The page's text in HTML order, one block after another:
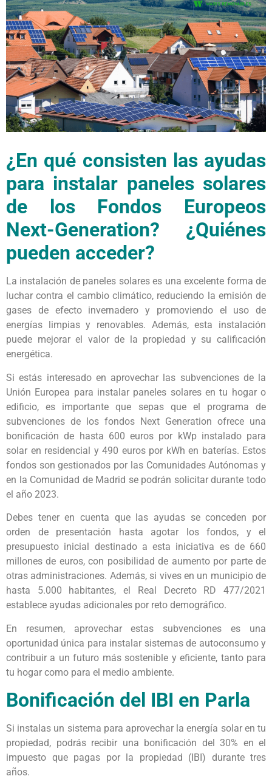
¿En qué consisten las ayudas
para instalar paneles solares
de los Fondos Europeos
Next-Generation? ¿Quiénes
pueden acceder?
La instalación de paneles solares es una excelente forma de
luchar contra el cambio climático, reduciendo la emisión de
gases de efecto invernadero y promoviendo el uso de
energías limpias y renovables. Además, esta instalación
puede mejorar el valor de la propiedad y su calificación
energética.
Si estás interesado en aprovechar las subvenciones de la
Unión Europea para instalar paneles solares en tu hogar o
edificio, es importante que sepas que el programa de
subvenciones de los fondos Next Generation ofrece una
bonificación de hasta 600 euros por kWp instalado para
solar en residencial y 490 euros por kWh en baterías. Estos
fondos son gestionados por las Comunidades Autónomas y
en la Comunidad de Madrid se podrán solicitar durante todo
el año 2023.
Debes tener en cuenta que las ayudas se conceden por
orden de presentación hasta agotar los fondos, y el
presupuesto inicial destinado a esta iniciativa es de 660
millones de euros, con posibilidad de aumento por parte de
otras administraciones. Además, si vives en un municipio de
hasta 5.000 habitantes, el Real Decreto RD 477/2021
establece ayudas adicionales por reto demográfico.
En resumen, aprovechar estas subvenciones es una
oportunidad única para instalar sistemas de autoconsumo y
contribuir a un futuro más sostenible y eficiente, tanto para
tu hogar como para el medio ambiente.
Bonificación del IBI en Parla
Si instalas un sistema para aprovechar la energía solar en tu
propiedad, podrás recibir una bonificación del 30% en el
impuesto que pagas por la propiedad (IBI) durante tres
años.